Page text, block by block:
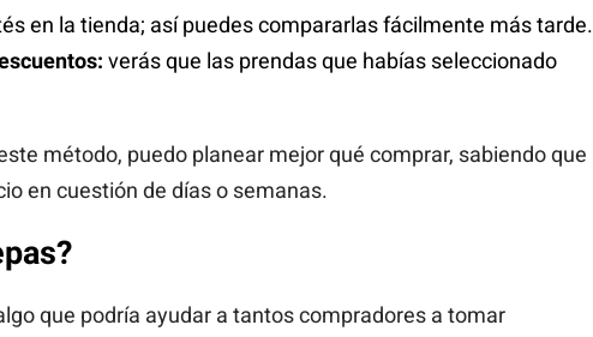
en la tienda; así puedes compararlas fácilmente más tarde.
verás que las prendas que habías seleccionado
método, puedo planear mejor qué comprar, sabiendo que
en cuestión de días o semanas.
que podría ayudar a tantos compradores a tomar